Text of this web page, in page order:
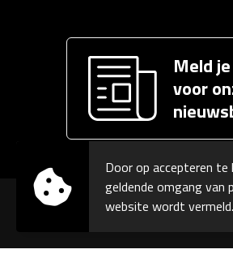
Meld
voor
Door op accepteren te
geldende omgang
website wordt vermeld.